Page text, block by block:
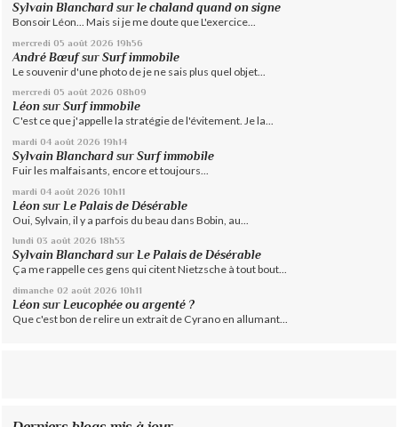
Sylvain Blanchard surle chaland quand on signe
Bonsoir Léon... Mais si je me doute que L'exercice...
mercredi 05 août 2026 19h56
André BœufsurSurf immobile
Le souvenir d'une photo de je ne sais plus quel objet...
mercredi 05 août 2026 08h09
Léon surSurf immobile
C'est ce que j'appelle la stratégie de l'évitement. Je la...
mardi 04 août 2026 19h14
Sylvain Blanchard surSurf immobile
Fuir les malfaisants, encore et toujours...
mardi 04 août 2026 10h11
Léon sur Le Palais de Désérable
Oui, Sylvain, il y a parfois du beau dans Bobin, au...
lundi 03 août 2026 18h53
Sylvain Blanchard surLe Palais de Désérable
Ça me rappelle ces gens qui citent Nietzsche à tout bout...
dimanche 02 août 2026 10h11
Léon sur Leucophée ou argenté ?
Que c'est bon de relire un extrait de Cyrano en allumant...